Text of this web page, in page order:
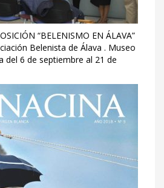
“BELENISMO EN ÁLAVA”
Belenista de Álava . Museo
del 6 de septiembre al 21 de